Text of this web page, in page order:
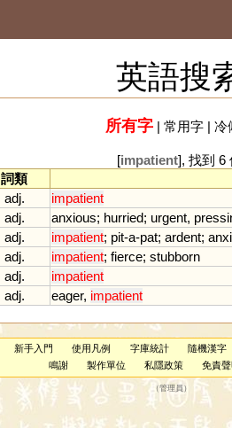
英語搜
所有字| 常用字| 冷
[impatient], 找到 6
詞類
adj.
impatient
adj. anxious; hurried; urgent,
adj. impatient; pit-a-pat; ardent;
adj. impatient; fierce; stubborn
adj.
impatient
adj. eager, impatient
新手入門 使用凡例 字庫統計 隨機漢字
鳴謝
製作單位 私隱政策 免責聲
（管理員 ）